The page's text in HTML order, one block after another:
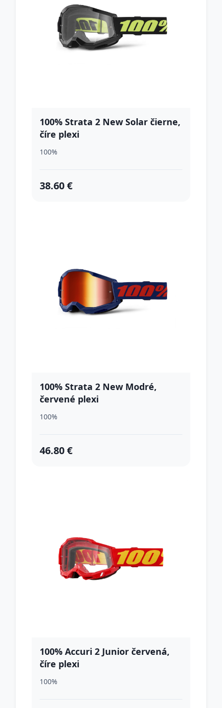
100% Strata 2 New Solar čierne,
číre plexi
100%
38.60 €
100% Strata 2 New Modré,
červené plexi
100%
46.80 €
100% Accuri 2 Junior červená,
číre plexi
100%